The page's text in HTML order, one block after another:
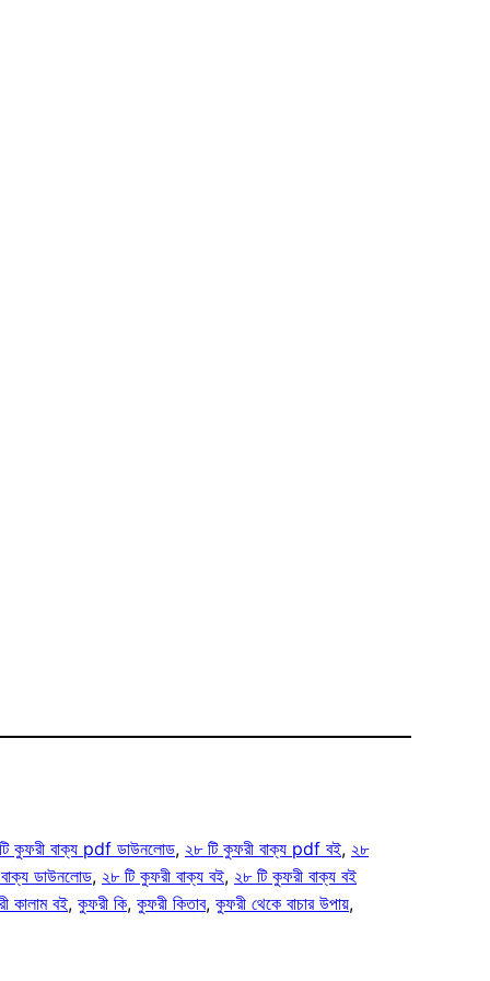
কুফরী বাক্য pdf ডাউনলোড, ২৮ টি কুফরী বাক্য pdf বই, ২৮
ডাউনলোড, ২৮ টি কুফরী বাক্য বই, ২৮ টি কুফরী বাক্য বই
কালাম বই, কুফরী কি, কুফরী কিতাব, কুফরী থেকে বাচার উপায়